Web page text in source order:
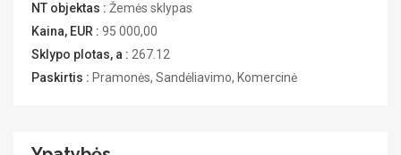
NT objektas : Žemės sklypas
Kaina, EUR : 95 000,00
Sklypo plotas, a : 267.12
Paskirtis : Pramonės, Sandėliavimo, Komercinė